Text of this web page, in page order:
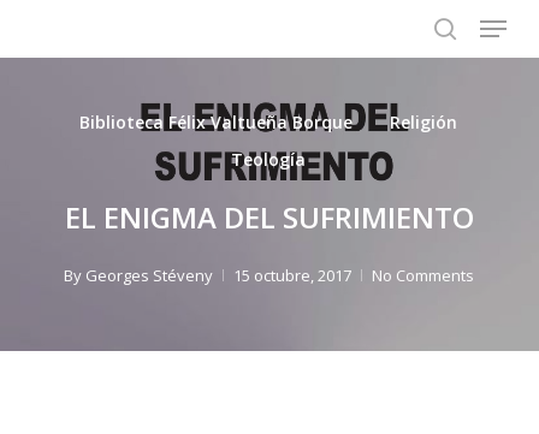
search
Menu
Biblioteca Félix Valtueña Borque
Religión
Teología
EL ENIGMA DEL SUFRIMIENTO
By Georges Stéveny 15 octubre, 2017 No Comments